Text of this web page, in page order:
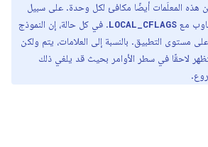
هذه المعلَمات أيضًا مكافئ لكل وحدة. على سبيل
مع LOCAL_CFLAGS. في كل حالة، إن النموذج
مستوى التطبيق. بالنسبة إلى العلامات، يتم ولكن
لاحقًا في سطر الأوامر بحيث قد يلغي ذلك